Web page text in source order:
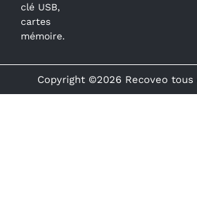
clé USB,
cartes
mémoire.
Copyright ©2026 Recoveo